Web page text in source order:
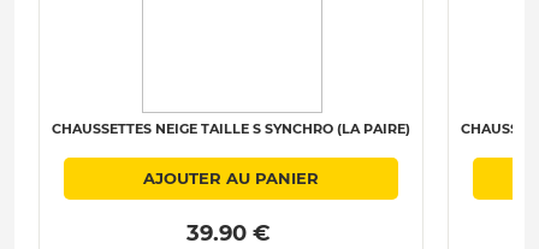
CHAUSSETTES NEIGE TAILLE S SYNCHRO (LA PAIRE)
AJOUTER AU PANIER
39.90 €